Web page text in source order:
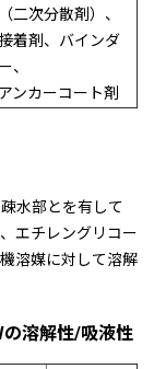
（二次分散剤）、
接着剤、バインダ
ー、
アンカーコート剤
水部とを有して
エチレングリコー
溶媒に対して溶解
溶解性/吸液性